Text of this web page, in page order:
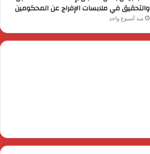
والتحقيق في ملابسات الإفراج عن المحكومين
منذ أسبوع واحد